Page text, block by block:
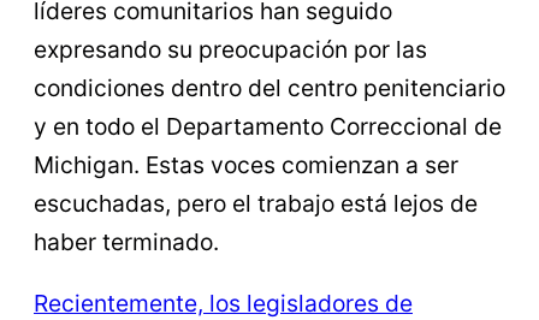
líderes comunitarios han seguido
expresando su preocupación por las
condiciones dentro del centro penitenciario
y en todo el Departamento Correccional de
Michigan. Estas voces comienzan a ser
escuchadas, pero el trabajo está lejos de
haber terminado.
Recientemente, los legisladores de